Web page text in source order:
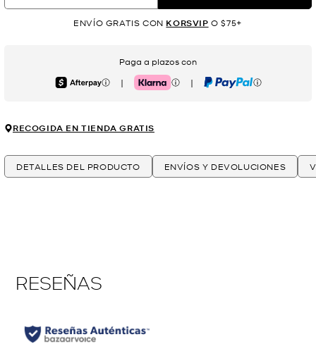
ENVÍO GRATIS CON KORSVIP O $75+
Paga a plazos con
Afterpay | Klarna | PayPal
RECOGIDA EN TIENDA GRATIS
DETALLES DEL PRODUCTO ENVÍOS Y DEVOLUCIONES